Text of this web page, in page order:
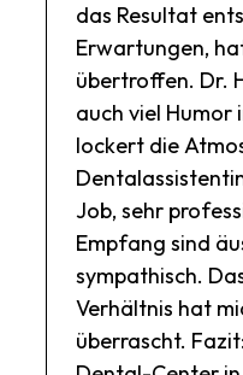
das Resultat
Erwartungen,
übertroffen. Dr.
auch viel Humor
lockert die
Job, sehr
Empfang sind
sympathisch.
Verhältnis hat
überrascht.